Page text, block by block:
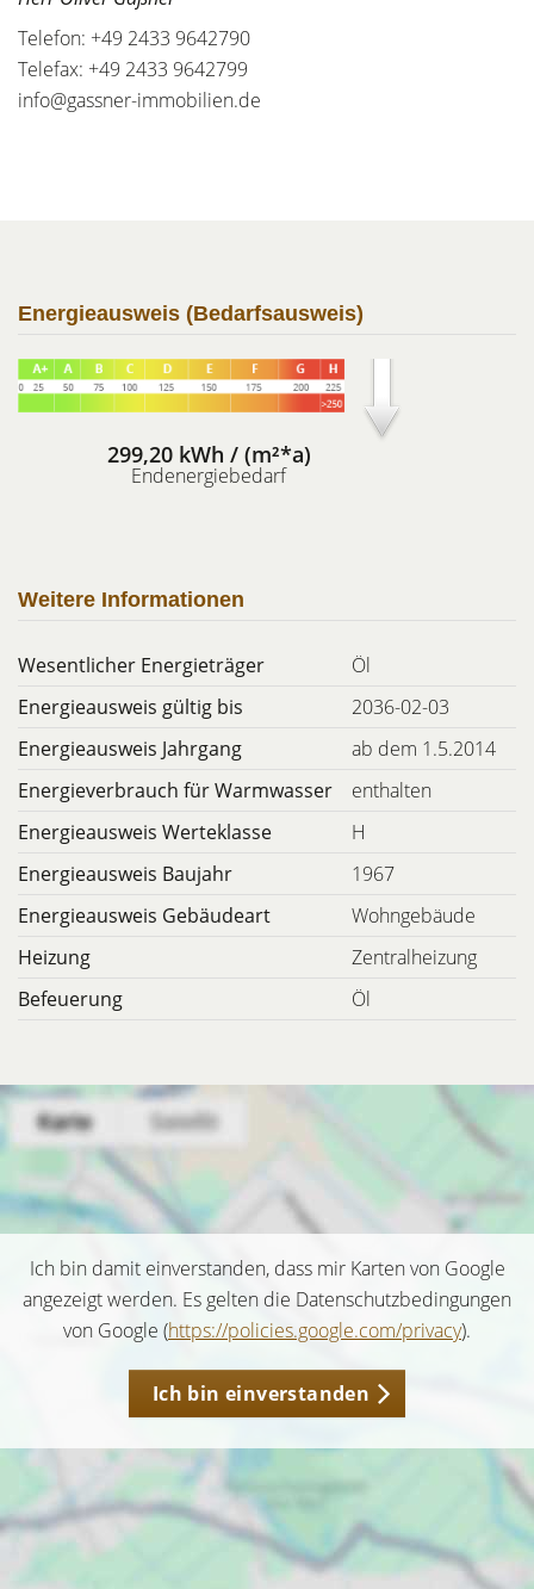
Telefon: +49 2433 9642790
Telefax: +49 2433 9642799
info@gassner-immobilien.de
Energieausweis (Bedarfsausweis)
299,20 kWh / (m²*a)
Endenergiebedarf
Weitere Informationen
Wesentlicher Energieträger
Öl
Energieausweis gültig bis
2036-02-03
Energieausweis Jahrgang
ab dem 1.5.2014
Energieverbrauch für Warmwasser
enthalten
Energieausweis Werteklasse
H
Energieausweis Baujahr
1967
Energieausweis Gebäudeart
Wohngebäude
Heizung
Zentralheizung
Befeuerung
Öl
Ich bin damit einverstanden, dass mir Karten von Google
angezeigt werden. Es gelten die Datenschutzbedingungen
von Google (https://policies.google.com/privacy).
Ich bin einverstanden